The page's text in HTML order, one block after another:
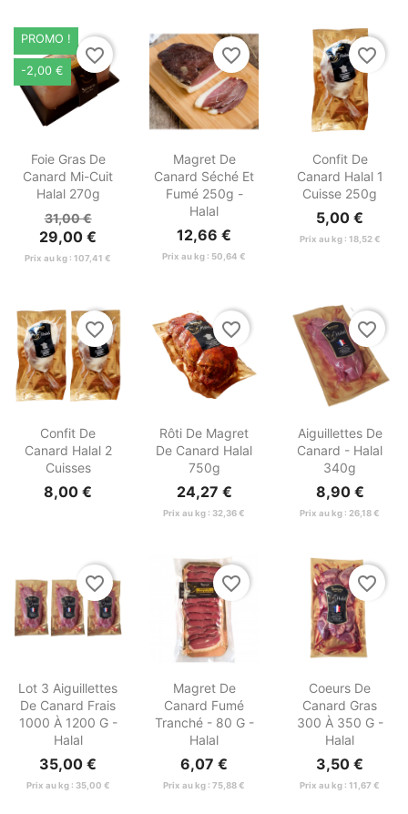
Aperçu
rapide
Foie Gras De
Canard Mi-Cuit
Halal 270g
31,00 €
29,00 €
Prix au kg : 107,41 €
PROMO !
-2,00 €
favorite_border
Aperçu
rapide
Magret De
Canard Séché Et
Fumé 250g -
Halal
12,66 €
Prix au kg : 50,64 €
favorite_border
Aperçu
rapide
Confit De
Canard Halal 1
Cuisse 250g
5,00 €
Prix au kg : 18,52 €
favorite_border
Aperçu
rapide
Confit De
Canard Halal 2
Cuisses
8,00 €
favorite_border
Aperçu
rapide
Rôti De Magret
De Canard Halal
750g
24,27 €
Prix au kg : 32,36 €
favorite_border
Aperçu
rapide
Aiguillettes De
Canard - Halal
340g
8,90 €
Prix au kg : 26,18 €
favorite_border
 Aperçu
rapide
Lot 3 Aiguillettes
De Canard Frais
1000 À 1200 G -
Halal
35,00 €
Prix au kg : 35,00 €
favorite_border
Aperçu
rapide
Magret De
Canard Fumé
Tranché - 80 G -
Halal
6,07 €
Prix au kg : 75,88 €
favorite_border
Aperçu
rapide
Coeurs De
Canard Gras
300 À 350 G -
Halal
3,50 €
Prix au kg : 11,67 €
favorite_border